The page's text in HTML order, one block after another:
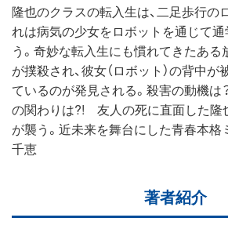
隆也のクラスの転入生は、二足歩行の
れは病気の少女をロボットを通じて
う。奇妙な転入生にも慣れてきたある
が撲殺され、彼女（ロボット）の背中
ているのが発見される。殺害の動機
の関わりは?! 友人の死に直面した隆
が襲う。近未来を舞台にした青春本格
千恵
著者紹介